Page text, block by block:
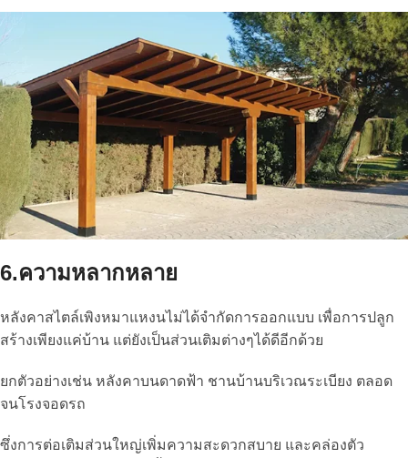
6.ความหลากหลาย
หลังคาสไตล์เพิงหมาแหงนไม่ได้จำกัดการออกแบบ เพื่อการปลูก
สร้างเพียงแค่บ้าน แต่ยังเป็นส่วนเติมต่างๆได้ดีอีกด้วย
ยกตัวอย่างเช่น หลังคาบนดาดฟ้า ชานบ้านบริเวณระเบียง ตลอด
จนโรงจอดรถ
ซึ่งการต่อเติมส่วนใหญ่เพิ่มความสะดวกสบาย และคล่องตัว